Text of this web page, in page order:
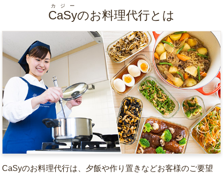
CaSy
カジー
のお料理代行とは
CaSyのお料理代行は、夕飯や作り置きなどお客様のご要望